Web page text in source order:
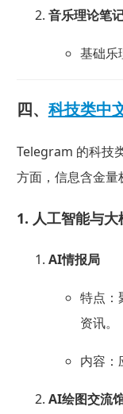
音乐理论笔
基础乐
四、 科技类中
Telegram 的科技
方面，信息含金量
1. 人工智能与大
AI情报局
特点：
资讯。
内容：
AI绘图交流